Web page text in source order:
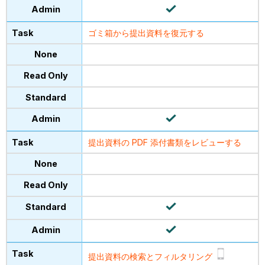
ゴミ箱から提出資料を復元する
提出資料の PDF 添付書類をレビューする
提出資料の検索とフィルタリング